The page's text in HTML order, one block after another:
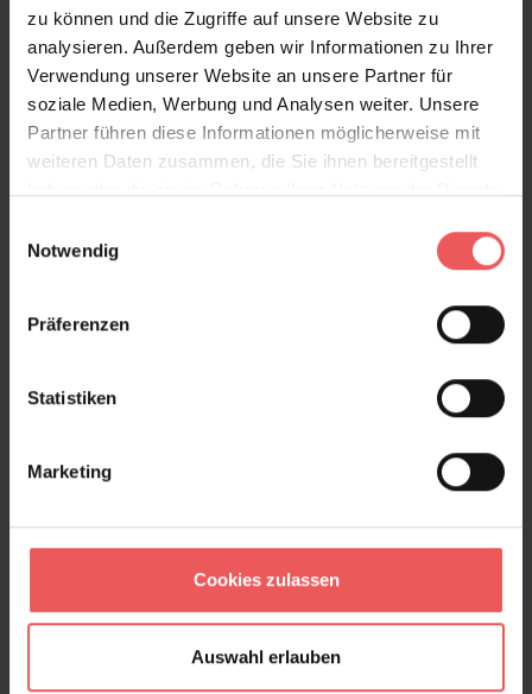
zu können und die Zugriffe auf unsere Website zu
analysieren. Außerdem geben wir Informationen zu Ihrer
Verwendung unserer Website an unsere Partner für
soziale Medien, Werbung und Analysen weiter. Unsere
Partner führen diese Informationen möglicherweise mit
weiteren Daten zusammen, die Sie ihnen bereitgestellt
Notwendig
Präferenzen
Statistiken
Marketing
Cookies zulassen
Auswahl erlauben
Corteza, col. 200